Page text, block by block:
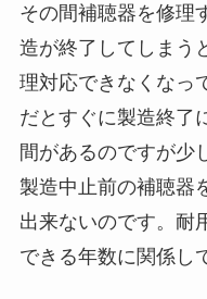
その間補聴器を修理
造が終了してしまう
理対応できなくなっ
だとすぐに製造終了
間があるのですが少
製造中止前の補聴器
出来ないのです。耐
できる年数に関係し